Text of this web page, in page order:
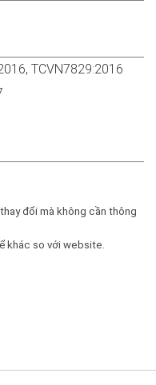
TCVN7829:2016
đổi mà không cần thông
khác so với website.